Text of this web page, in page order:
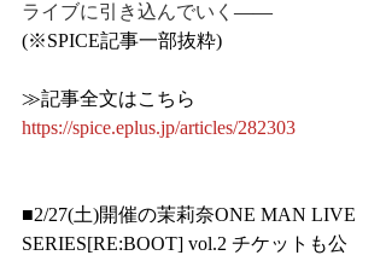
ライブに引き込んでいく ――
(※SPICE記事一部抜粋)
≫記事全文はこちら
https://spice.eplus.jp/articles/282303
■2/27(土)開催の茉莉奈ONE MAN LIVE
SERIES[RE:BOOT] vol.2 チケットも公